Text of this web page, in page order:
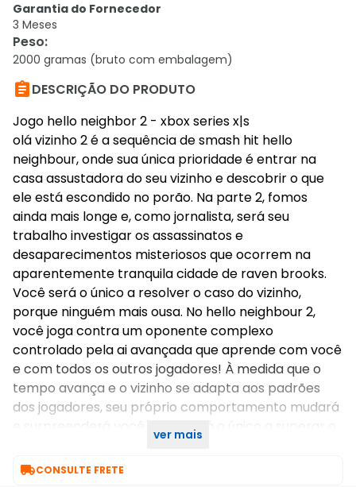
Garantia do Fornecedor
3 Meses
Peso:
2000 gramas (bruto com embalagem)
DESCRIÇÃO DO PRODUTO
Jogo hello neighbor 2 - xbox series x|s
olá vizinho 2 é a sequência de smash hit hello
neighbour, onde sua única prioridade é entrar na
casa assustadora do seu vizinho e descobrir o que
ele está escondido no porão. Na parte 2, fomos
ainda mais longe e, como jornalista, será seu
trabalho investigar os assassinatos e
desaparecimentos misteriosos que ocorrem na
aparentemente tranquila cidade de raven brooks.
Você será o único a resolver o caso do vizinho,
porque ninguém mais ousa. No hello neighbour 2,
você joga contra um oponente complexo
controlado pela ai avançada que aprende com você
e com todos os outros jogadores! À medida que o
tempo avança e o vizinho se adapta aos padrões
dos jogadores, seu próprio comportamento mudará
e surpreenderá você. Você será o único a superar o
ver mais
CONSULTE FRETE